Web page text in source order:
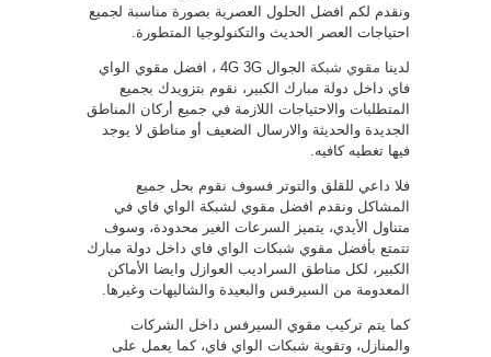
ونقدم لكم افضل الحلول العصرية بصورة مناسبة لجميع
احتياجات العصر الحديث والتكنولوجيا المتطورة.
لدينا مقوي شبكة
الجوال 4G 3G ، افضل مقوي الواي
فاي داخل دولة مبارك الكبير، نقوم بتزويدك بجميع
المتطلبات والاحتياجات اللازمة في جميع أركان المناطق
الجديدة والحديثة والارسال الضعيف أو مناطق لا يوجد
فيها تغطيه كافيه.
فلا داعي للقلق والتوتر فسوف نقوم بحل جميع
المشاكل ونقدم افضل مقوي لشبكة الواي فاي في
متناول الأيدي، يتميز السرعات الغير محدودة، وسوف
تتمتع بأفضل مقوي شبكات الواي فاي داخل دولة مبارك
الكبير، لكل مناطق السراديب العوازل وايضا الأماكن
المعدومة من السيرفس والبعيدة والشاليهات وغيرها.
كما يتم تركيب مقوي السيرفس داخل الشركات
والمنازل، وتقوية شبكات الواي فاي، كما يعمل على